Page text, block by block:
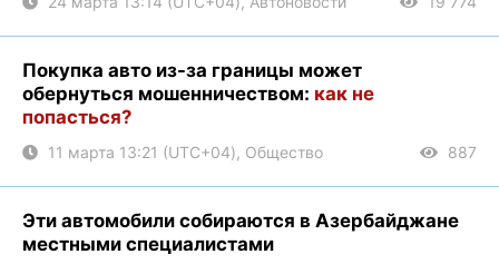
Покупка авто из-за границы может
обернуться мошенничеством: как не
попасться?
11 марта 13:21 (UTC+04), Общество 887
Эти автомобили собираются в Азербайджане
местными специалистами